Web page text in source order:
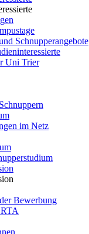
Schnupperangebote
Uni Trier
im Netz
Bewerbung